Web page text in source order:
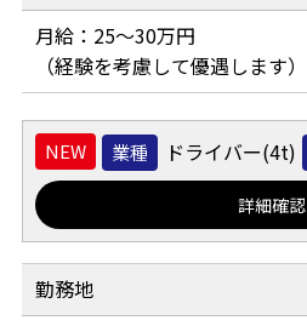
月給：25～30万円
（経験を考慮して優遇します）
業種 ドライバー(4t)
詳細確認
勤務地